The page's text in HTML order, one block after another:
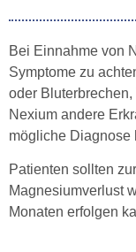
Bei Einnahme von
Symptome zu
oder
Nexium andere
mögliche Diagnose
Patienten sollten
Magnesiumverlust
Monaten erfolgen